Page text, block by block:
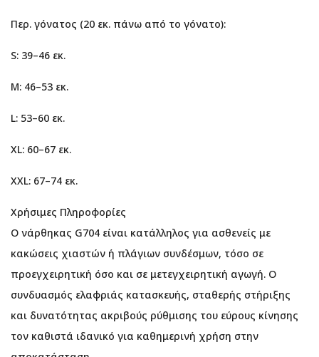
Περ. γόνατος (20 εκ. πάνω από το γόνατο):
S: 39–46 εκ.
M: 46–53 εκ.
L: 53–60 εκ.
XL: 60–67 εκ.
XXL: 67–74 εκ.
Χρήσιμες Πληροφορίες
Ο νάρθηκας G704 είναι κατάλληλος για ασθενείς με
κακώσεις χιαστών ή πλάγιων συνδέσμων, τόσο σε
προεγχειρητική όσο και σε μετεγχειρητική αγωγή. Ο
συνδυασμός ελαφριάς κατασκευής, σταθερής στήριξης
και δυνατότητας ακριβούς ρύθμισης του εύρους κίνησης
τον καθιστά ιδανικό για καθημερινή χρήση στην